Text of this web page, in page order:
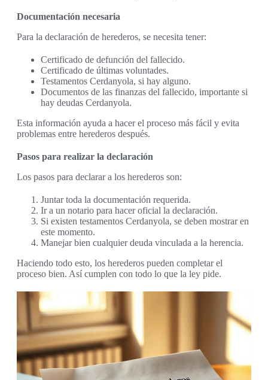
Documentación necesaria
Para la declaración de herederos, se necesita tener:
Certificado de defunción del fallecido.
Certificado de últimas voluntades.
Testamentos Cerdanyola, si hay alguno.
Documentos de las finanzas del fallecido, importante si
hay deudas Cerdanyola.
Esta información ayuda a hacer el proceso más fácil y evita
problemas entre herederos después.
Pasos para realizar la declaración
Los pasos para declarar a los herederos son:
Juntar toda la documentación requerida.
Ir a un notario para hacer oficial la declaración.
Si existen testamentos Cerdanyola, se deben mostrar en
este momento.
Manejar bien cualquier deuda vinculada a la herencia.
Haciendo todo esto, los herederos pueden completar el
proceso bien. Así cumplen con todo lo que la ley pide.